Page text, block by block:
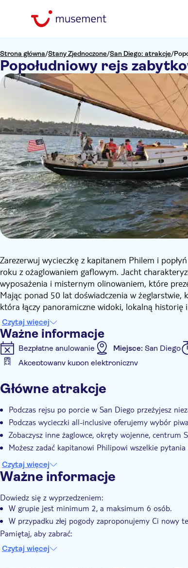
Strona główna/Stany Zjednoczone/San Diego: atrakcje/
Popołudniowy rejs
Zarezerwuj wycieczkę z kapitanem Philem i
roku z ożaglowaniem gaflowym. Jacht
wyposażenia i misternym olinowaniem, które
Mając ponad 50 lat doświadczenia w
która łączy panoramiczne widoki, lokalną historię
nieograniczonymi napojami, w tym piwem
przekąskami pakowanymi.
Podczas rejsu będziesz mieć okazję podziwiać
Sea Port Village, most Coronado, bazę morską,
Jeśli szukasz bardziej ekskluzywnego
Czytaj więcej
Ważne informacje
Bezpłatne anulowanie Miejsce: San Diego
Akceptowany kupon elektroniczny
Natychmiastowe potwierdzenie
Główne atrakcje
Podczas rejsu po porcie w San Diego przeżyjesz
Podczas wycieczki all-inclusive oferujemy wybór
Zobaczysz inne żaglowce, okręty wojenne, centrum
Możesz zadać kapitanowi Philipowi wszelkie
Czytaj więcej
Ważne informacje
Dowiedz się z wyprzedzeniem:
W grupie jest minimum 2, a maksimum 6 osób.
W przypadku złej pogody zaproponujemy Ci nowy
Pamiętaj, aby zabrać:
Lekka kurtka lub wiatrówka, czapka, okulary
Czytaj więcej